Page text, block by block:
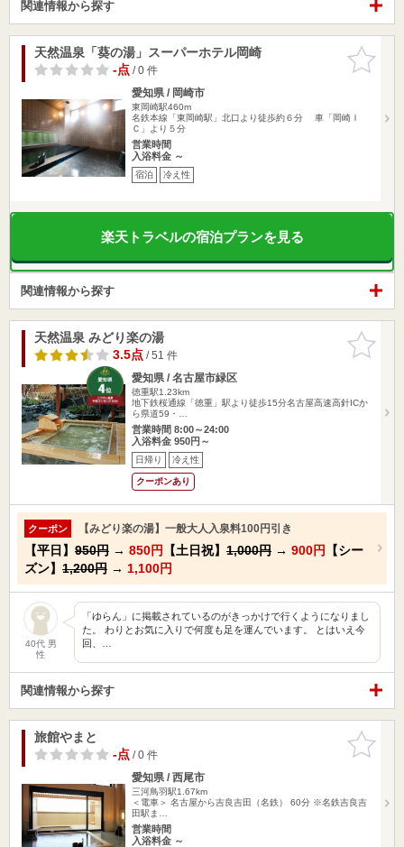
関連情報から探す
お気に入
りに追加
天然温泉「葵の湯」スーパーホテル岡崎
-点/ 0 件
愛知県 / 岡崎市
東岡崎駅460m
名鉄本線「東岡崎駅」北口より徒歩約６分 車「岡崎Ｉ
Ｃ」より５分
営業時間
入浴料金 ～
宿泊 冷え性
楽天トラベルの宿泊プランを見る
関連情報から探す
お気に入
りに追加
天然温泉 みどり楽の湯
3.5点/ 51 件
愛知県 / 名古屋市緑区
徳重駅1.23km
地下鉄桜通線「徳重」駅より徒歩15分名古屋高速高針ICか
ら県道59・…
営業時間 8:00～24:00
入浴料金 950円～
日帰り 冷え性
クーポンあり
クーポン 【みどり楽の湯】一般大人入泉料100円引き
【平日】 950円 → 850円 【土日祝】 1,000円 → 900円
【シー
ズン】 1,200円 → 1,100円
40代 男
性
「ゆらん」に掲載されているのがきっかけで行くようになりまし
た。 わりとお気に入りで何度も足を運んでいます。 とはいえ今
回、…
関連情報から探す
お気に入
りに追加
旅館やまと
-点/ 0 件
愛知県 / 西尾市
三河鳥羽駅1.67km
＜電車＞ 名古屋から吉良吉田（名鉄） 60分 ※名鉄吉良吉
田駅ま…
営業時間
入浴料金 ～